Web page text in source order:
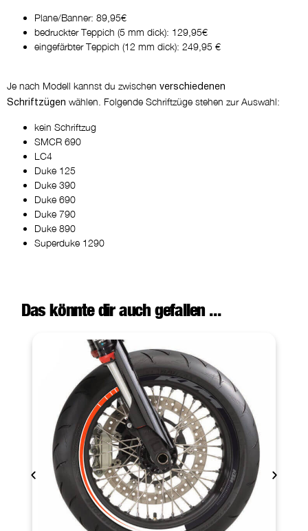
Plane/Banner: 89,95€
bedruckter Teppich (5 mm dick): 129,95€
eingefärbter Teppich (12 mm dick): 249,95 €
Je nach Modell kannst du zwischen verschiedenen
Schriftzügen wählen. Folgende Schriftzüge stehen zur Auswahl:
kein Schriftzug
SMCR 690
LC4
Duke 125
Duke 390
Duke 690
Duke 790
Duke 890
Superduke 1290
Das könnte dir auch gefallen ...